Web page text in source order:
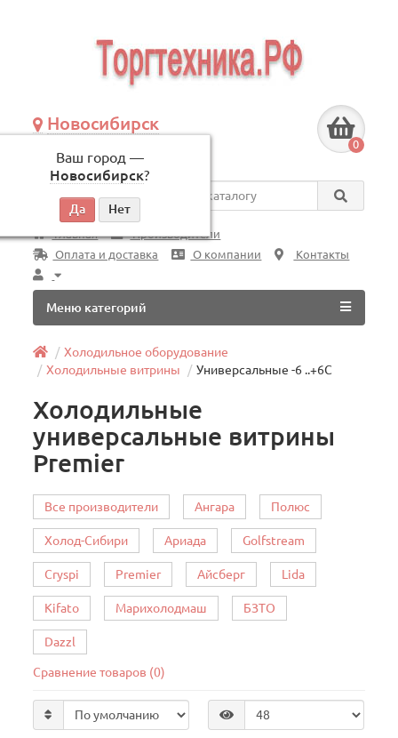
Новосибирск
Ваш город —
Новосибирск?
по будням, с 09:00 до 18:00
0
Везде
Главная
Производители
Оплата и доставка
О компании Контакты
Меню категорий
Холодильное оборудование
Холодильные витрины
Универсальные -6 ..+6C
Холодильные
универсальные витрины
Premier
Все производители Ангара Полюс
Холод-Сибири Ариада Golfstream
Cryspi Premier Айсберг Lida
Kifato Марихолодмаш БЗТО
Dazzl
Сравнение товаров (0)